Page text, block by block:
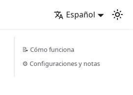
Español
📝 Cómo funciona
⚙️ Configuraciones y notas